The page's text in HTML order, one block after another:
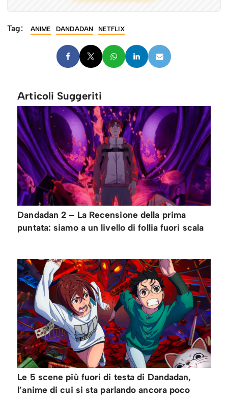
Tag: ANIME DANDADAN NETFLIX
Articoli Suggeriti
Dandadan 2 – La Recensione della prima
puntata: siamo a un livello di follia fuori scala
Le 5 scene più fuori di testa di Dandadan,
l’anime di cui si sta parlando ancora poco